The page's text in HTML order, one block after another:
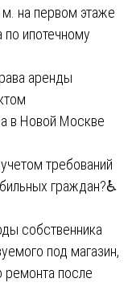
на первом этаже
ипотечному
аренды
в Новой Москве
требований
граждан?♿
собственника
под магазин,
ремонта после